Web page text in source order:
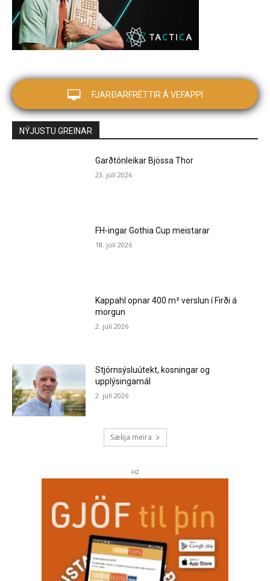
FJARÐARFRÉTTIR Á VEFAPPI
NÝJUSTU GREINAR
Garðtónleikar Bjössa Thor
23. júlí 2026
FH-ingar Gothia Cup meistarar
18. júlí 2026
Kappahl opnar 400 m² verslun í Firði á
morgun
2. júlí 2026
Stjórnsýsluútekt, kosningar og
upplýsingamál
2. júlí 2026
Sækja meira
H2